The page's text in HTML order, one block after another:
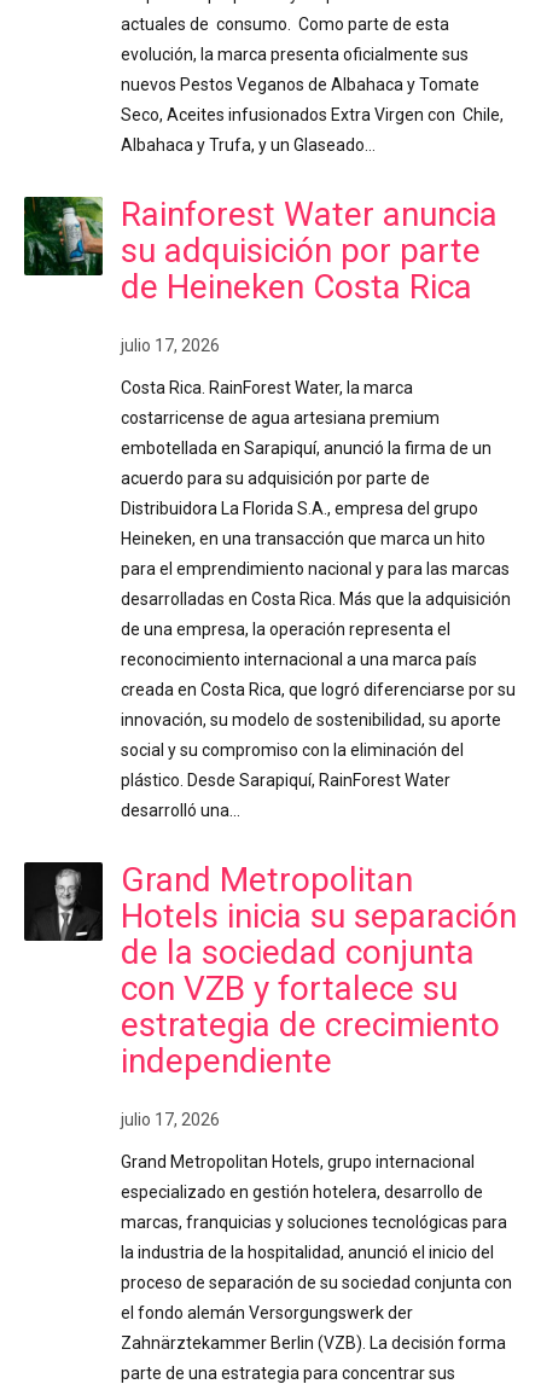
actuales de consumo. Como parte de esta
evolución, la marca presenta oficialmente sus
nuevos Pestos Veganos de Albahaca y Tomate
Seco, Aceites infusionados Extra Virgen con Chile,
Albahaca y Trufa, y un Glaseado…
Rainforest Water anuncia
su adquisición por parte
de Heineken Costa Rica
julio 17, 2026
Costa Rica. RainForest Water, la marca
costarricense de agua artesiana premium
embotellada en Sarapiquí, anunció la firma de un
acuerdo para su adquisición por parte de
Distribuidora La Florida S.A., empresa del grupo
Heineken, en una transacción que marca un hito
para el emprendimiento nacional y para las marcas
desarrolladas en Costa Rica. Más que la adquisición
de una empresa, la operación representa el
reconocimiento internacional a una marca país
creada en Costa Rica, que logró diferenciarse por su
innovación, su modelo de sostenibilidad, su aporte
social y su compromiso con la eliminación del
plástico. Desde Sarapiquí, RainForest Water
desarrolló una…
Grand Metropolitan
Hotels inicia su separación
de la sociedad conjunta
con VZB y fortalece su
estrategia de crecimiento
independiente
julio 17, 2026
Grand Metropolitan Hotels, grupo internacional
especializado en gestión hotelera, desarrollo de
marcas, franquicias y soluciones tecnológicas para
la industria de la hospitalidad, anunció el inicio del
proceso de separación de su sociedad conjunta con
el fondo alemán Versorgungswerk der
Zahnärztekammer Berlin (VZB). La decisión forma
parte de una estrategia para concentrar sus